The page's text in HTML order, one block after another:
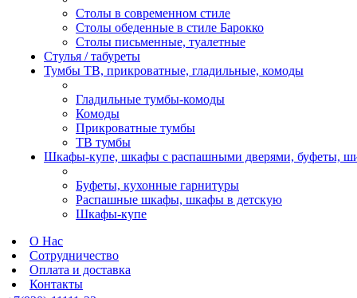
Столы в современном стиле
Столы обеденные в стиле Барокко
Столы письменные, туалетные
Стулья / табуреты
Тумбы ТВ, прикроватные, гладильные, комоды
Гладильные тумбы-комоды
Комоды
Прикроватные тумбы
ТВ тумбы
Шкафы-купе, шкафы с распашными дверями, буфеты,
Буфеты, кухонные гарнитуры
Распашные шкафы, шкафы в детскую
Шкафы-купе
О Нас
Сотрудничество
Оплата и доставка
Контакты